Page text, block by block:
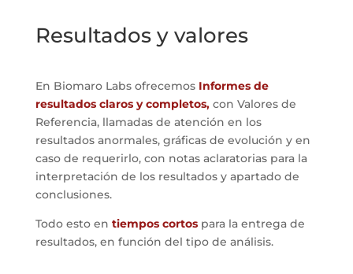
Resultados y valores
En Biomaro Labs ofrecemos Informes de
resultados claros y completos,con Valores de
Referencia, llamadas de atención en los
resultados anormales, gráficas de evolución y en
caso de requerirlo, con notas aclaratorias para la
interpretación de los resultados y apartado de
conclusiones.
Todo esto en tiempos cortos para la entrega de
resultados, en función del tipo de análisis.